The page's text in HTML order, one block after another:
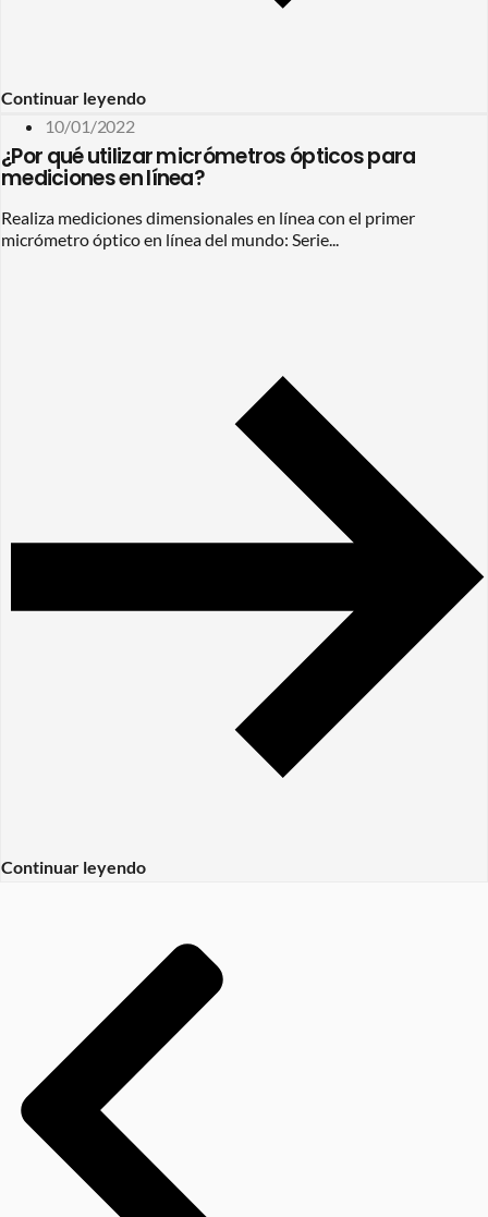
Continuar leyendo
10/01/2022
¿Por qué utilizar micrómetros ópticos para
mediciones en línea?
Realiza mediciones dimensionales en línea con el primer
micrómetro óptico en línea del mundo: Serie...
Continuar leyendo